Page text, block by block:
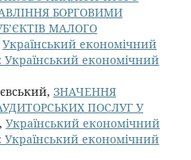
БОРГОВИМИ
МАЛОГО
Український економічний
Український економічний
ЗНАЧЕННЯ
ПОСЛУГ У
, Український економічний
Український економічний